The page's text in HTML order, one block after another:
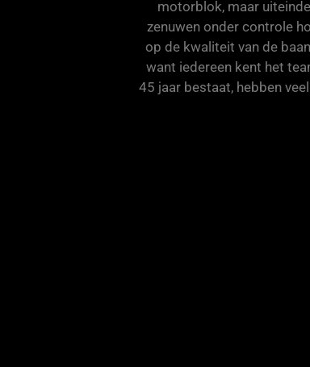
motorblok, maar
zenuwen onder controle
op de kwaliteit van de
want iedereen kent het
45 jaar bestaat, hebben